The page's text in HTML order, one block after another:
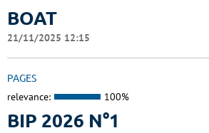
BOAT
21/11/2025 12:15
PAGES
relevance: 100%
BIP 2026 N°1